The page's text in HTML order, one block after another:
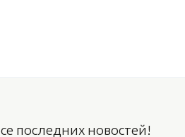
последних новостей!